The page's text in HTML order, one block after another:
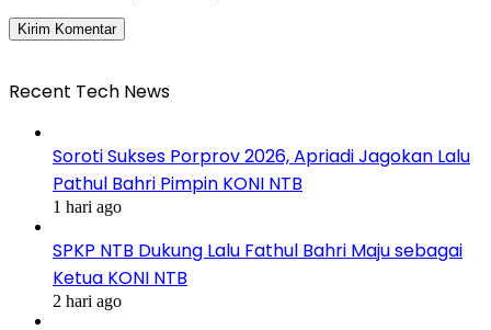
Recent Tech News
Soroti Sukses Porprov 2026, Apriadi Jagokan Lalu
Pathul Bahri Pimpin KONI NTB
1 hari ago
SPKP NTB Dukung Lalu Fathul Bahri Maju sebagai
Ketua KONI NTB
2 hari ago